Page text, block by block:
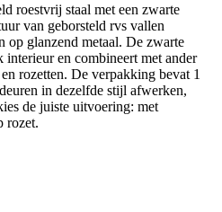
roestvrij staal met een zwarte
van geborsteld rvs vallen
op glanzend metaal. De zwarte
interieur en combineert met ander
rozetten. De verpakking bevat 1
in dezelfde stijl afwerken,
de juiste uitvoering: met
rozet.